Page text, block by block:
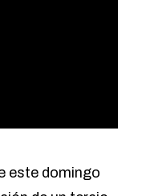
este domingo